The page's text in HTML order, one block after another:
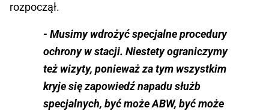
rozpoczął.
- Musimy wdrożyć specjalne procedury
ochrony w stacji. Niestety ograniczymy
też wizyty, ponieważ za tym wszystkim
kryje się zapowiedź napadu służb
specjalnych, być może ABW, być może